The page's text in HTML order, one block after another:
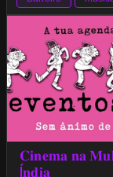
𝐂𝐢𝐧𝐞𝐦𝐚 𝐧𝐚
Í𝐧𝐝𝐢𝐚